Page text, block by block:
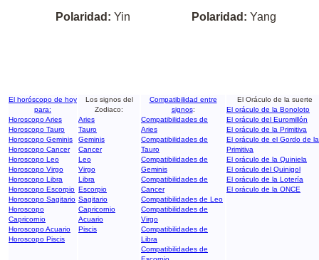
Polaridad: Yin Polaridad: Yang
El horóscopo de hoy
para:
Horoscopo Aries
Horoscopo Tauro
Horoscopo Geminis
Horoscopo Cancer
Horoscopo Leo
Horoscopo Virgo
Horoscopo Libra
Horoscopo Escorpio
Horoscopo Sagitario
Horoscopo
Capricornio
Horoscopo Acuario
Horoscopo Piscis
Los signos del
Zodiaco:
Aries
Tauro
Geminis
Cancer
Leo
Virgo
Libra
Escorpio
Sagitario
Capricornio
Acuario
Piscis
Compatibilidad entre
signos:
Compatibilidades de
Aries
Compatibilidades de
Tauro
Compatibilidades de
Geminis
Compatibilidades de
Cancer
Compatibilidades de Leo
Compatibilidades de
Virgo
Compatibilidades de
Libra
Compatibilidades de
El Oráculo de la suerte
El oráculo de la Bonoloto
El oráculo del Euromillón
El oráculo de la Primitiva
El oráculo de el Gordo de la
Primitiva
El oráculo de la Quiniela
El oráculo del Quinigol
El oráculo de la Lotería
El oráculo de la ONCE